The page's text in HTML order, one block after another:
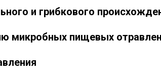
и грибкового
микробных пищевых